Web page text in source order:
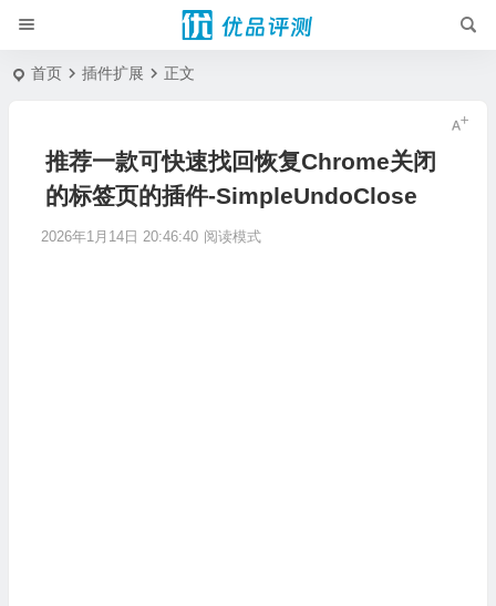
首页 插件扩展 正文
推荐一款可快速找回恢复Chrome关闭
的标签页的插件-SimpleUndoClose
2026年1月14日 20:46:40 阅读模式